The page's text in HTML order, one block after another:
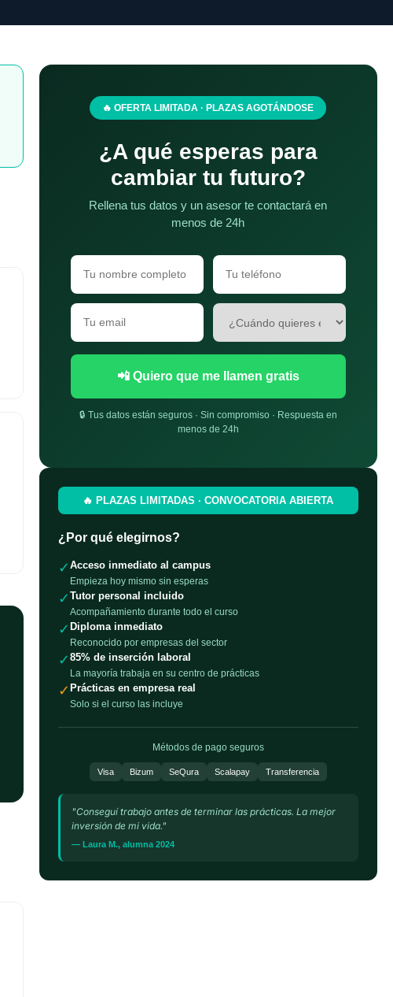
🔥 OFERTA LIMITADA · PLAZAS AGOTÁNDOSE
¿A qué esperas para
cambiar tu futuro?
Rellena tus datos y un asesor te contactará en
menos de 24h
📲 Quiero que me llamen gratis
🔒 Tus datos están seguros · Sin compromiso · Respuesta en
menos de 24h
🔥 PLAZAS LIMITADAS · CONVOCATORIA ABIERTA
¿Por qué elegirnos?
✓ Acceso inmediato al campus
Empieza hoy mismo sin esperas
✓ Tutor personal incluido
Acompañamiento durante todo el curso
✓ Diploma inmediato
Reconocido por empresas del sector
✓ 85% de inserción laboral
La mayoría trabaja en su centro de prácticas
✓ Prácticas en empresa real
Solo si el curso las incluye
Métodos de pago seguros
Visa Bizum SeQura Scalapay Transferencia
"Conseguí trabajo antes de terminar las prácticas. La mejor
inversión de mi vida."
— Laura M., alumna 2024